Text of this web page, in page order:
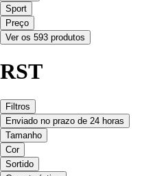
Sport
Preço
Ver os 593 produtos
RST
Filtros
Enviado no prazo de 24 horas
Tamanho
Cor
Sortido